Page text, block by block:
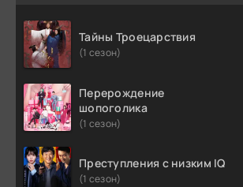
Тайны Троецарствия
(1 сезон)
Перерождение
шопоголика
(1 сезон)
Преступления с низким IQ
(1 сезон)